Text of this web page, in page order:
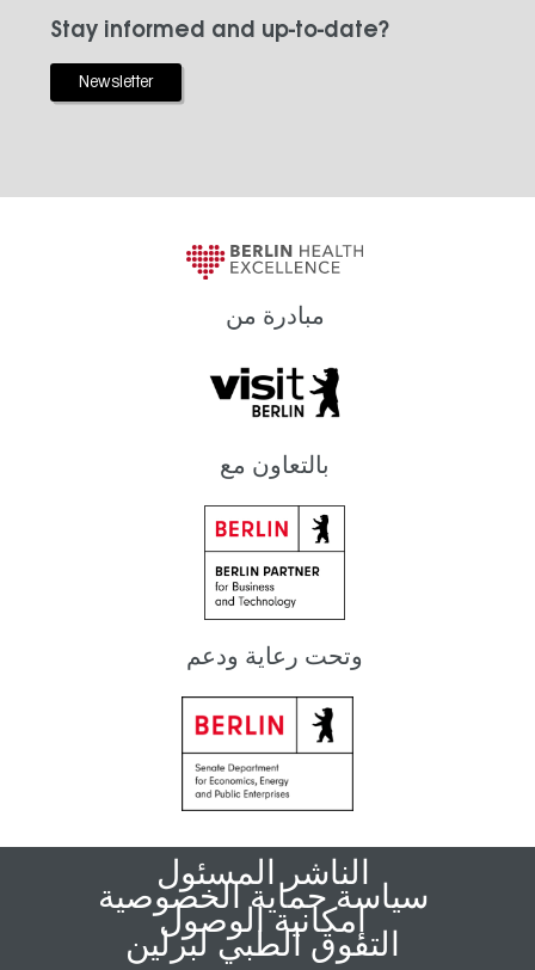
Stay informed and up-to-date?
Newsletter
مبادرة من
بالتعاون مع
وتحت رعاية ودعم
الناشر المسئول
سياسة حماية الخصوصية
إمكانية الوصول
التفوق الطبي لبرلين